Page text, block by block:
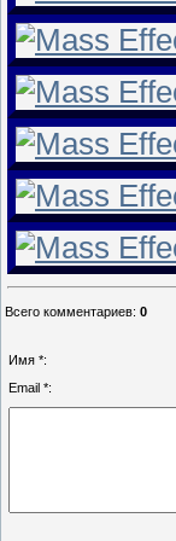
Всего комментариев: 0
Имя *:
Email *: